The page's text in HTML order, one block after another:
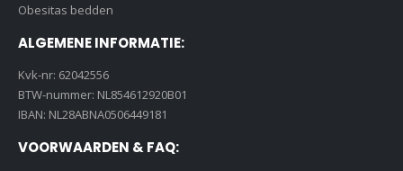
Obesitas bedden
ALGEMENE INFORMATIE:
Kvk-nr: 62042556
BTW-nummer: NL854612920B01
IBAN: NL28ABNA0506449181
VOORWAARDEN & FAQ: